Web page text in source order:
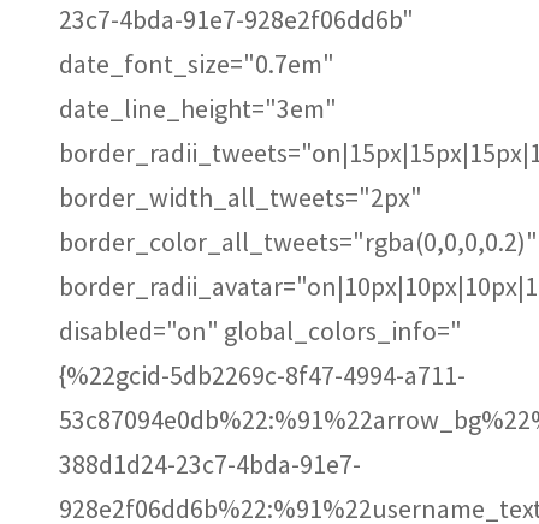
23c7-4bda-91e7-928e2f06dd6b"
date_font_size="0.7em"
date_line_height="3em"
border_width_all_tweets="2px"
border_color_all_tweets="rgba(0,0,0,0.2)"
disabled="on" global_colors_info="
{%22gcid-5db2269c-8f47-4994-a711-
388d1d24-23c7-4bda-91e7-